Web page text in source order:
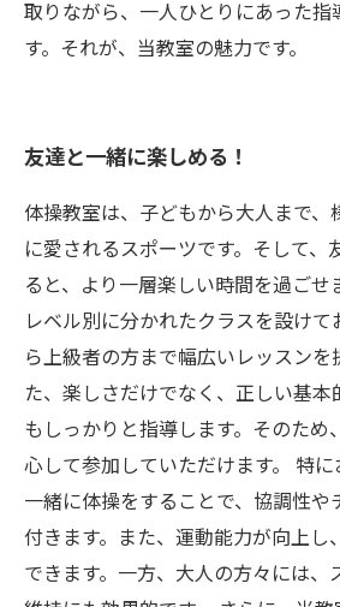
取りながら、一人ひとりにあった指
す。それが、当教室の魅力です。
友達と一緒に楽しめる！
体操教室は、子どもから大人まで、
に愛されるスポーツです。そして、
ると、より一層楽しい時間を過ごせ
レベル別に分かれたクラスを設けて
ら上級者の方まで幅広いレッスンを
た、楽しさだけでなく、正しい基本
もしっかりと指導します。そのため
心して参加していただけます。 特
一緒に体操をすることで、協調性や
付きます。また、運動能力が向上し
できます。一方、大人の方々には、